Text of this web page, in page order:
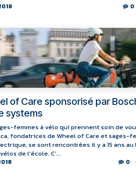
0
of Care sponsorisé par
systems
femmes à vélo qui prennent soin de
fondatrices de Wheel of Care et sages-
se sont rencontrées il y a 15 ans au
de l'école. C’...
0